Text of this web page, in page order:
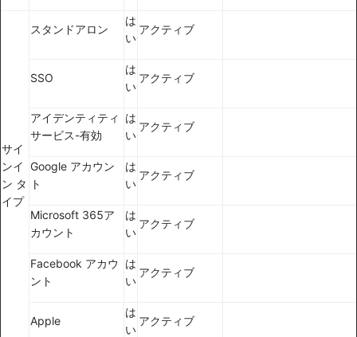
サイ
ンイ
ン タ
イプ
スタンドアロン
は
い
アクティブ
SSO
は
い
アクティブ
アイデンティティ
サービス-有効
は
い
アクティブ
Google アカウン
ト
は
い
アクティブ
Microsoft 365ア
カウント
は
い
アクティブ
Facebook アカウ
ント
は
い
アクティブ
Apple
は
い
アクティブ